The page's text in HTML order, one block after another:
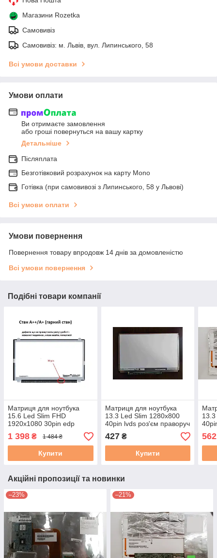
Магазини Rozetka
Самовивіз
Самовивіз: м. Львів, вул. Липинського, 58
Всі умови доставки
Умови оплати
Ви отримаєте замовлення
або гроші повернуться на вашу картку
Детальніше
Післяплата
Безготівковий розрахунок на карту Mono
Готівка (при самовивозі з Липинського, 58 у Львові)
Всі умови оплати
Умови повернення
Повернення товару впродовж 14 днів за домовленістю
Всі умови повернення
Подібні товари компанії
Матриця для ноутбука
15.6 Led Slim FHD
1920x1080 30pin edp
роз'єм праворуч внизу
стан А++/А+ б/в #
1 398 ₴ 1 484 ₴
Купити
Матриця для ноутбука
13.3 Led Slim 1280x800
40pin lvds роз'єм праворуч
внизу планки з боків бу
427₴
Купити
562
Акційні пропозиції та новинки
–23% –21%